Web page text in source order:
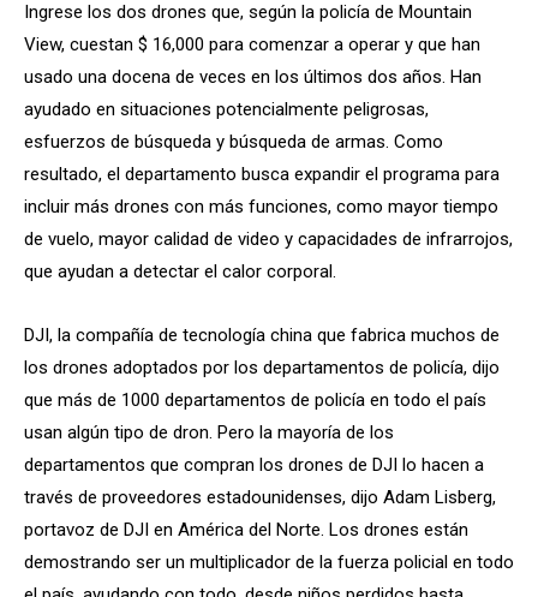
Ingrese los dos drones que, según la policía de Mountain
View, cuestan $ 16,000 para comenzar a operar y que han
usado una docena de veces en los últimos dos años. Han
ayudado en situaciones potencialmente peligrosas,
esfuerzos de búsqueda y búsqueda de armas. Como
resultado, el departamento busca expandir el programa para
incluir más drones con más funciones, como mayor tiempo
de vuelo, mayor calidad de video y capacidades de infrarrojos,
que ayudan a detectar el calor corporal.
DJI, la compañía de tecnología china que fabrica muchos de
los drones adoptados por los departamentos de policía, dijo
que más de 1000 departamentos de policía en todo el país
usan algún tipo de dron. Pero la mayoría de los
departamentos que compran los drones de DJI lo hacen a
través de proveedores estadounidenses, dijo Adam Lisberg,
portavoz de DJI en América del Norte. Los drones están
demostrando ser un multiplicador de la fuerza policial en todo